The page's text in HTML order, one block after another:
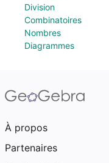
Division
Combinatoires
Nombres
Diagrammes
À propos
Partenaires